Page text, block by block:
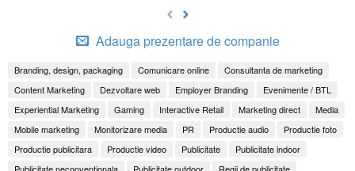
Adauga prezentare de companie
Branding, design, packaging Comunicare online
Consultanta de marketing
Content Marketing
Dezvoltare web Employer Branding
Evenimente / BTL
Experiential Marketing
Gaming Interactive Retail Marketing direct
Media
Mobile marketing
Monitorizare media PR Productie audio
Productie foto
Productie publicitara
Productie video Publicitate
Publicitate indoor
Publicitate neconventionala
Publicitate outdoor Regii de publicitate